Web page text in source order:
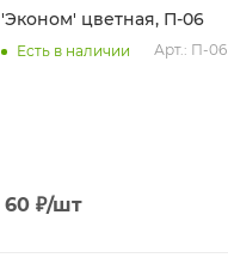
'Эконом' цветная, П-06
Есть в наличии Арт.: П-06
60 ₽/шт